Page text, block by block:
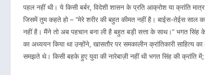
पहल नहीं थी। ये किसी बर्बर, विदेशी शासन के प्रति आक्रोश या क्रांति
जिसमें तुम कहते हो – “मेरे शरीर की बहुत कीमत नहीं है। बाईस-तेईस साल
नहीं है। मैंने तो अब पहचान बना ली है बहुत बड़ी सत्ता के साथ।” भगत सिंह
का अध्ययन किया था उन्होंने, खासतौर पर समकालीन क्रांतिकारी
समझते थे। किसी बहके हुए युवा की नारेबाज़ी नहीं थी भगत सिंह की क्रांति